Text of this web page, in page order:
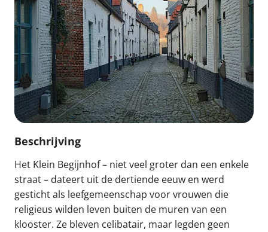
Beschrijving
Het Klein Begijnhof – niet veel groter dan een enkele
straat – dateert uit de dertiende eeuw en werd
gesticht als leefgemeenschap voor vrouwen die
religieus wilden leven buiten de muren van een
klooster. Ze bleven celibatair, maar legden geen